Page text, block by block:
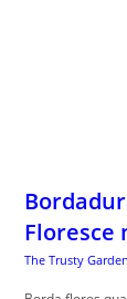
Floresce
The Trusty